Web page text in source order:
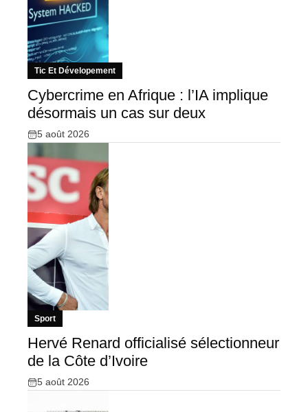
Tic Et Dévelopement
Cybercrime en Afrique : l’IA implique
désormais un cas sur deux
5 août 2026
Sport
Hervé Renard officialisé sélectionneur
de la Côte d’Ivoire
5 août 2026